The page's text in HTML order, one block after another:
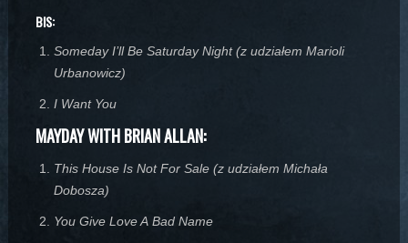
BIS:
Someday I’ll Be Saturday Night (z udziałem Marioli
Urbanowicz)
I Want You
MAYDAYWITH BRIAN ALLAN:
This House Is Not For Sale (z udziałem Michała
Dobosza)
You Give Love A Bad Name